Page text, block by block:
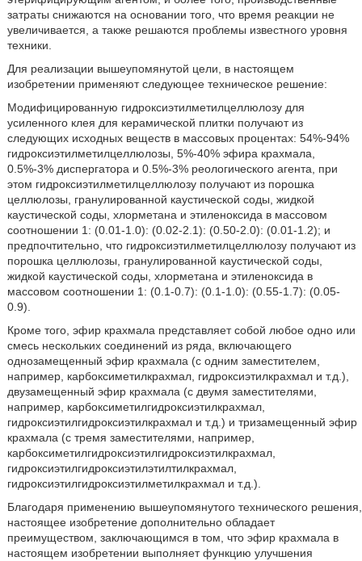
затраты снижаются на основании того, что время реакции не
увеличивается, а также решаются проблемы известного уровня
техники.
Для реализации вышеупомянутой цели, в настоящем
изобретении применяют следующее техническое решение:
Модифицированную гидроксиэтилметилцеллюлозу для
усиленного клея для керамической плитки получают из
следующих исходных веществ в массовых процентах: 54%-94%
гидроксиэтилметилцеллюлозы, 5%-40% эфира крахмала,
0.5%-3% диспергатора и 0.5%-3% реологического агента, при
этом гидроксиэтилметилцеллюлозу получают из порошка
целлюлозы, гранулированной каустической соды, жидкой
каустической соды, хлорметана и этиленоксида в массовом
соотношении 1: (0.01-1.0): (0.02-2.1): (0.50-2.0): (0.01-1.2); и
предпочтительно, что гидроксиэтилметилцеллюлозу получают из
порошка целлюлозы, гранулированной каустической соды,
жидкой каустической соды, хлорметана и этиленоксида в
массовом соотношении 1: (0.1-0.7): (0.1-1.0): (0.55-1.7): (0.05-
0.9).
Кроме того, эфир крахмала представляет собой любое одно или
смесь нескольких соединений из ряда, включающего
однозамещенный эфир крахмала (с одним заместителем,
например, карбоксиметилкрахмал, гидроксиэтилкрахмал и т.д.),
двузамещенный эфир крахмала (с двумя заместителями,
например, карбоксиметилгидроксиэтилкрахмал,
гидроксиэтилгидроксиэтилкрахмал и т.д.) и тризамещенный эфир
крахмала (с тремя заместителями, например,
карбоксиметилгидроксиэтилгидроксиэтилкрахмал,
гидроксиэтилгидроксиэтилэтилтилкрахмал,
гидроксиэтилгидроксиэтилметилкрахмал и т.д.).
Благодаря применению вышеупомянутого технического решения,
настоящее изобретение дополнительно обладает
преимуществом, заключающимся в том, что эфир крахмала в
настоящем изобретении выполняет функцию улучшения